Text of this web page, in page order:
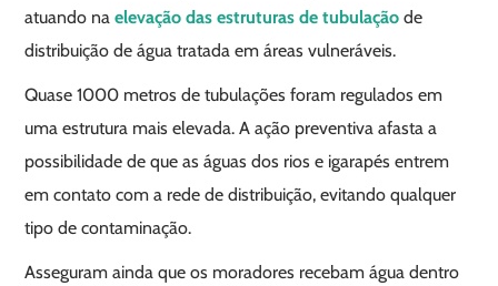
atuando naelevação das estruturas de tubulação de
distribuição de água tratada em áreas vulneráveis.
Quase 1000 metros de tubulações foram regulados em
uma estrutura mais elevada. A ação preventiva afasta a
possibilidade de que as águas dos rios e igarapés entrem
em contato com a rede de distribuição, evitando qualquer
tipo de contaminação.
Asseguram ainda que os moradores recebam água dentro